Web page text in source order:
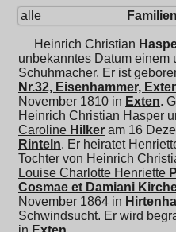
alle
Heinrich Christian
unbekanntes Datum einem
Schuhmacher. Er ist
Nr.32, Eisenhammer,
November 1810 in Exten.
Heinrich Christian Hasper
Caroline Hilker am 16
Rinteln. Er heiratet
Tochter von Heinrich
Louise Charlotte Henriette
Cosmae et Damiani
November 1864 in
Schwindsucht. Er wird